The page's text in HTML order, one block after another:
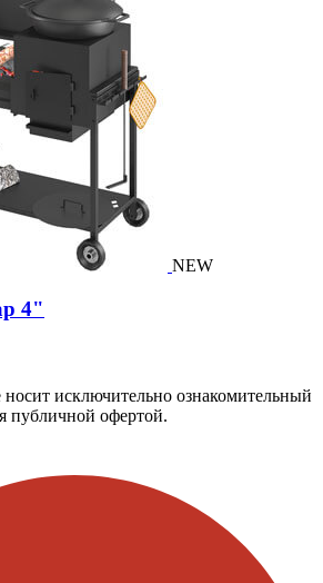
NEW
4"
исключительно ознакомительный
публичной офертой.